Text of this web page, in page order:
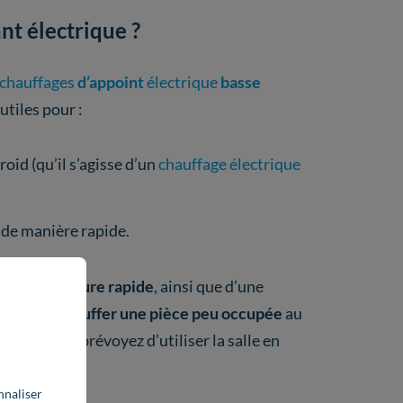
électrique ?
chauffagesd’appointélectriquebasse
pour :
(qu’il s’agisse d’unchauffage électrique
de manière rapide.
température rapide, ainsi que d’une
ne pas chauffer une pièce peu occupée au
vous prévoyez d’utiliser la salle en